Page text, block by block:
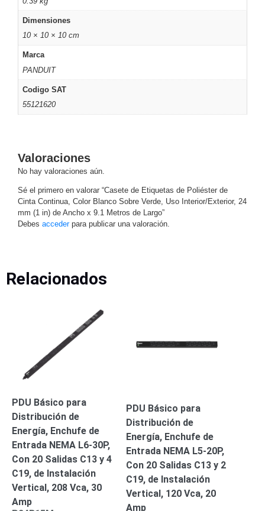
Network
Video
RecordersOcultas
Pinhole
-
Caja PTZ
/ 4G /
HD
TurboHD
HD-TVI
Ambientes
SalinosAntiexplosiónBalaDomo
-
TVI / AHD
/ CVI
Drones,
Robots e
Cámaras
Industriales
Energía
Adaptadores
de
Pared
Baterías
de
Dimensiones
10 × 10 × 10 cm
Marca
PANDUIT
Codigo SAT
55121620
Valoraciones
No hay valoraciones aún.
Sé el primero en valorar “Casete de Etiquetas de Poliéster de
Cinta Continua, Color Blanco Sobre Verde, Uso Interior/Exterior, 24
mm (1 in) de Ancho x 9.1 Metros de Largo”
Debes accederpara publicar una valoración.
Relacionados
PDU Básico para
Distribución de
Energía, Enchufe de
Entrada NEMA L6-30P,
Con 20 Salidas C13 y 4
C19, de Instalación
Vertical, 208 Vca, 30
Amp
PDU Básico para
Distribución de
Energía, Enchufe de
Entrada NEMA L5-20P,
Con 20 Salidas C13 y 2
C19, de Instalación
Vertical, 120 Vca, 20
Amp